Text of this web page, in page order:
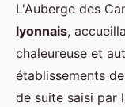
L'Auberge des
lyonnais,
chaleureuse et
établissements
de suite saisi par